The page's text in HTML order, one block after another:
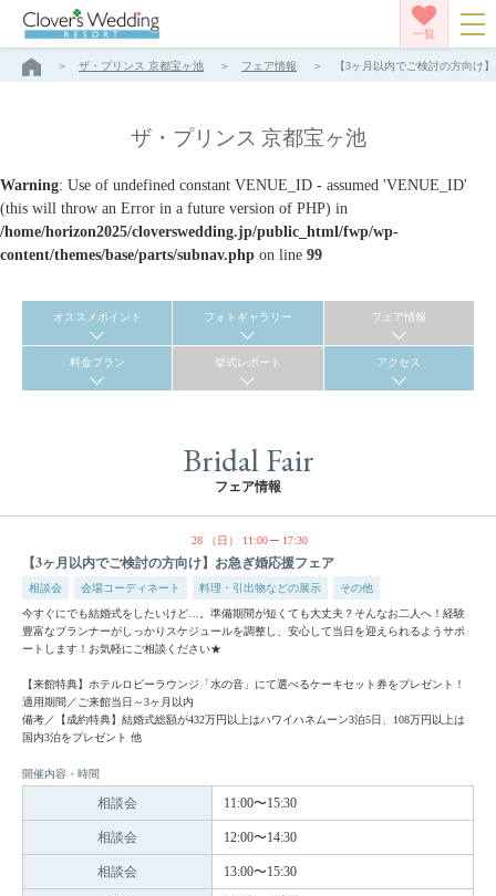
一覧
ザ・プリンス 京都宝ヶ池 フェア情報 【3ヶ月以内でご検討の方向け
ザ・プリンス 京都宝ヶ池
Warning: Use of undefined constant VENUE_ID - assumed 'VENUE_ID'
(this will throw an Error in a future version of PHP) in
/home/horizon2025/cloverswedding.jp/public_html/fwp/wp-
content/themes/base/parts/subnav.php on line 99
オススメポイント フォトギャラリー フェア情報
料金プラン 挙式レポート アクセス
Bridal Fair
フェア情報
28 （日） 11:00 17:30
【3ヶ月以内でご検討の方向け】お急ぎ婚応援フェア
相談会 会場コーディネート 料理・引出物などの展示 その他
今すぐにでも結婚式をしたいけど…。準備期間が短くても大丈夫？そんなお二人へ！経験
豊富なプランナーがしっかりスケジュールを調整し、安心して当日を迎えられるようサポ
ートします！お気軽にご相談ください★
【来館特典】ホテルロビーラウンジ「水の音」にて選べるケーキセット券をプレゼント！
適用期間／ご来館当日～3ヶ月以内
備考／【成約特典】結婚式総額が432万円以上はハワイハネムーン3泊5日、108万円以上は
国内3泊をプレゼント 他
開催内容・時間
相談会 11:00〜15:30
相談会 12:00〜14:30
相談会 13:00〜15:30